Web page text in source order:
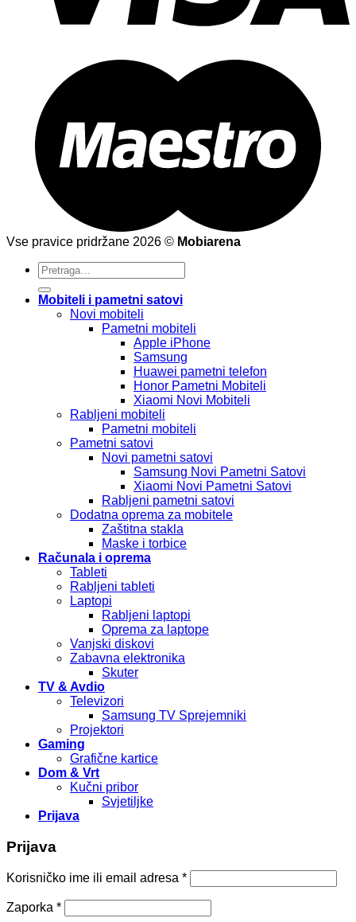
Vse pravice pridržane 2026 © Mobiarena
Pretraži:
Mobiteli i pametni satovi
Novi mobiteli
Pametni mobiteli
Apple iPhone
Samsung
Huawei pametni telefon
Honor Pametni Mobiteli
Xiaomi Novi Mobiteli
Rabljeni mobiteli
Pametni mobiteli
Pametni satovi
Novi pametni satovi
Samsung Novi Pametni Satovi
Xiaomi Novi Pametni Satovi
Rabljeni pametni satovi
Dodatna oprema za mobitele
Zaštitna stakla
Maske i torbice
Računala i oprema
Tableti
Rabljeni tableti
Laptopi
Rabljeni laptopi
Oprema za laptope
Vanjski diskovi
Zabavna elektronika
Skuter
TV & Avdio
Televizori
Samsung TV Sprejemniki
Projektori
Gaming
Grafične kartice
Dom & Vrt
Kučni pribor
Svjetiljke
Prijava
Prijava
Korisničko ime ili email adresa *
Zaporka *